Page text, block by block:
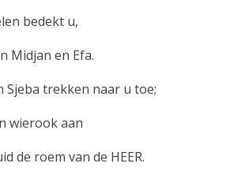
bedekt u,
Midjan en Efa.
Sjeba trekken naar u toe;
wierook aan
de roem van de HEER.